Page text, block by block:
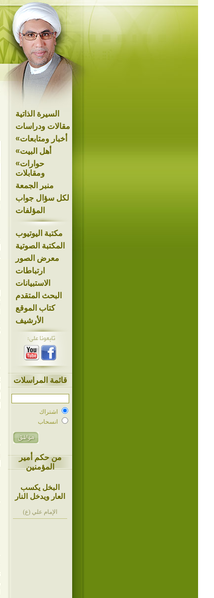
السيرة الذاتية
مقالات ودراسات
»أخبار ومتابعات
»أهل البيت
»حوارات
ومقابلات
منبر الجمعة
لكل سؤال جواب
المؤلفات
مكتبة اليوتيوب
المكتبة الصوتية
معرض الصور
ارتباطات
الاستبيانات
البحث المتقدم
كتاب الموقع
الأرشيف
قائمة المراسلات
اشتراك
انسحاب
من حكم أمير
المؤمنين
البخل يكسب
العار ويدخل النار
الإمام علي (ع)